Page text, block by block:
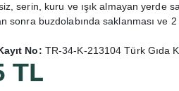
serin, kuru ve ışık almayan yerde
sonra buzdolabında saklanması ve
No: TR-34-K-213104 Türk Gıda
TL